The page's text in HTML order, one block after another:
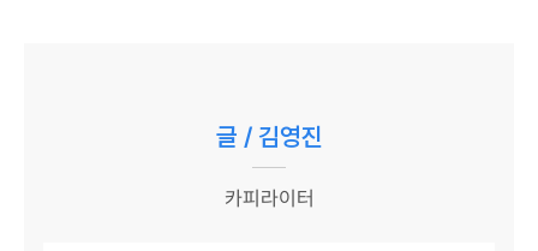
글 / 김영진
카피라이터